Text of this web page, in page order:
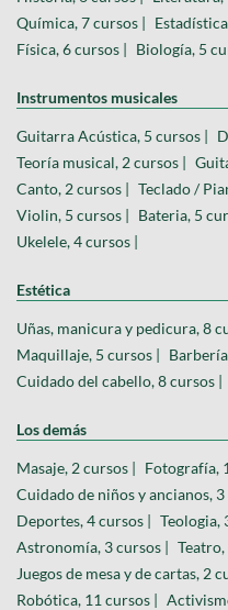
Química, 7 cursos |
Física, 6 cursos | Biología, 5
Instrumentos musicales
Guitarra Acústica, 5 cursos |
Teoría musical, 2 cursos |
Canto, 2 cursos | Teclado /
Violin, 5 cursos | Bateria, 5
Ukelele, 4 cursos |
Estética
Uñas, manicura y pedicura, 8
Maquillaje, 5 cursos |
Cuidado del cabello, 8 cursos |
Los demás
Masaje, 2 cursos | Fotografía,
Cuidado de niños y ancianos, 3
Deportes, 4 cursos | Teologia,
Astronomía, 3 cursos | Teatro,
Juegos de mesa y de cartas, 2
Robótica, 11 cursos |